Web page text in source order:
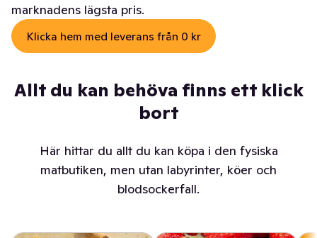
marknadens lägsta pris.
Klicka hem med leverans från 0 kr
Allt du kan behöva finns ett klick
bort
Här hittar du allt du kan köpa i den fysiska
matbutiken, men utan labyrinter, köer och
blodsockerfall.